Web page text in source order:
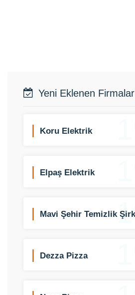
Yeni Eklenen Firmalar
Koru Elektrik
Elpaş Elektrik
Mavi Şehir Temizlik
Dezza Pizza